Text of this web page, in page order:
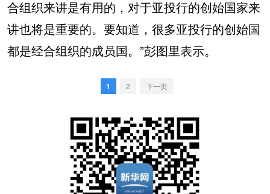
合组织来讲是有用的，对于亚投行的创始国家来
讲也将是重要的。要知道，很多亚投行的创始国
都是经合组织的成员国。”彭图里表示。
1 2 下一页